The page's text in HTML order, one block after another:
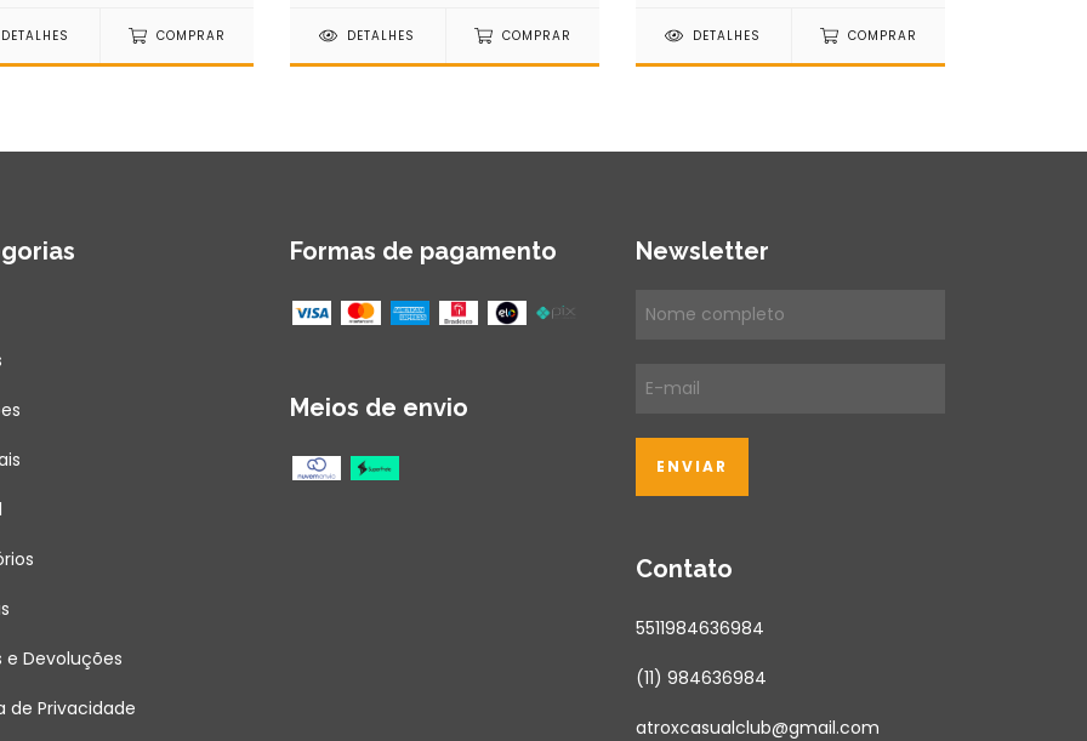
DETALHES COMPRAR DETALHES COMPRAR DETALHES COMPRAR
e Devoluções
de Privacidade
Formas de pagamento
Meios de envio
Newsletter
Contato
5511984636984
(11) 984636984
atroxcasualclub@gmail.com